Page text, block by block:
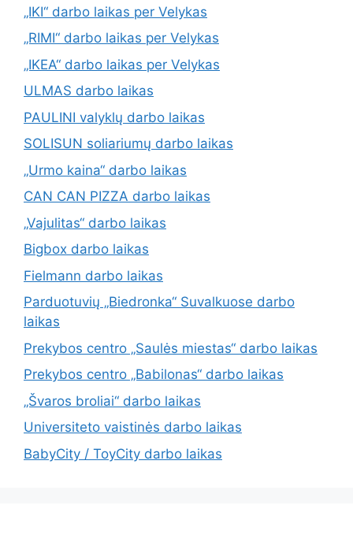
„IKI“ darbo laikas per Velykas
„RIMI“ darbo laikas per Velykas
„IKEA“ darbo laikas per Velykas
ULMAS darbo laikas
PAULINI valyklų darbo laikas
SOLISUN soliariumų darbo laikas
„Urmo kaina“ darbo laikas
CAN CAN PIZZA darbo laikas
„Vajulitas“ darbo laikas
Bigbox darbo laikas
Fielmann darbo laikas
Parduotuvių „Biedronka“ Suvalkuose darbo
laikas
Prekybos centro „Saulės miestas“ darbo laikas
Prekybos centro „Babilonas“ darbo laikas
„Švaros broliai“ darbo laikas
Universiteto vaistinės darbo laikas
BabyCity / ToyCity darbo laikas